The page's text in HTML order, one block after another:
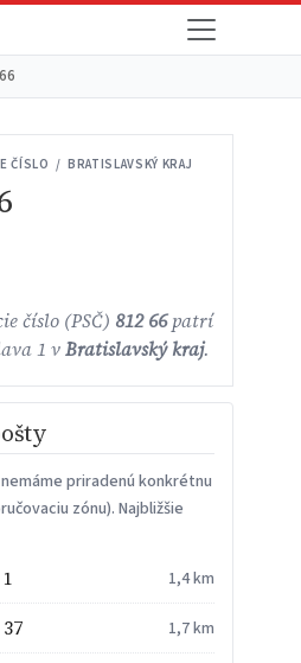
ČÍSLO / BRATISLAVSKÝ KRAJ
číslo (PSČ) 812 66patrí
1 vBratislavský kraj.
nemáme priradenú konkrétnu
zónu). Najbližšie
1,4 km
1,7 km